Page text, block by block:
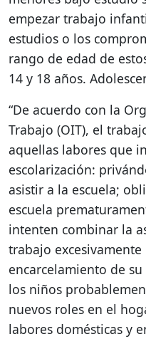
empezar trabajo
estudios o los
rango de edad de
14 y 18 años.
“De acuerdo con la
Trabajo (OIT), el
aquellas labores que
escolarización:
asistir a la escuela;
escuela
intenten combinar la
trabajo
encarcelamiento de
los niños
nuevos roles en el
labores domésticas y